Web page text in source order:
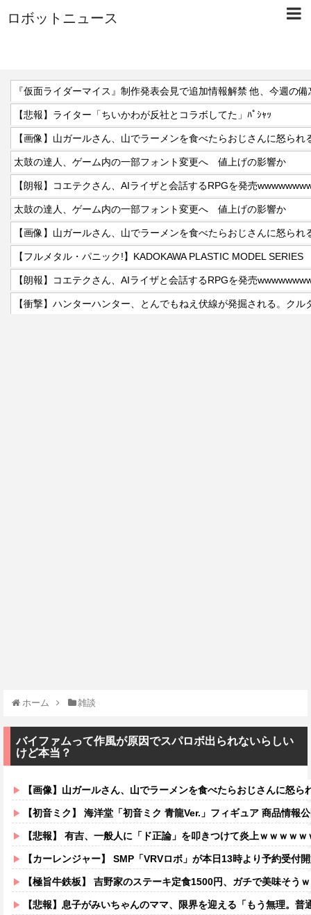
ロボットニュース
【悲報】ライター「ちいかわが反社とコラボしてた」ﾊﾟｼｬｯ
【画像】山ガールさん、山でラーメンを食べたらおじさんに怒られ
太鼓の達人、ゲーム内の一部フォント変更へ 値上げの影響か
【朗報】コエテクさん、AIライザと会話するRPGを発売
太鼓の達人、ゲーム内の一部フォント変更へ 値上げの影響か
【画像】山ガールさん、山でラーメンを食べたらおじさんに怒られ
【朗報】コエテクさん、AIライザと会話するRPGを発売
ホーム 雑談
バイファムって作風が原因でスパロボ出られないらしい
けど本当？
【画像】山ガールさん、山でラーメンを食べたらおじさんに怒ら
【初音ミク】 海洋堂「初音ミク 青龍Ver.」フィギュア 商品情報
【悲報】 有吉、一般人に「ド正論」を叩きつけて炎上ｗｗｗｗｗ
【カーレンジャー】 SMP「VRVロボ」が本日13時より予約受付開始！！プ
【極旨牛鉄板】 吉野家のステーキ定食1500円、ガチで美味そう
【悲報】息子がみいちゃんのママ、限界を迎える「もう無理。普通の家庭を築き